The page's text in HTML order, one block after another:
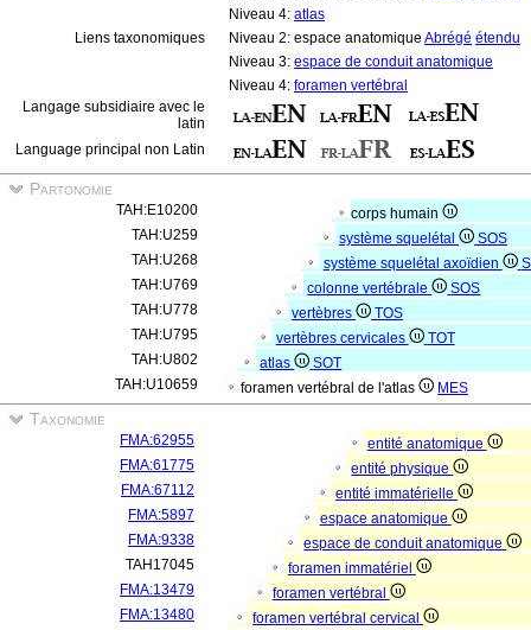
Niveau 4: atlas
Liens taxonomiques
Niveau 2: espace anatomique Abrégé étendu
Niveau 3: espace de conduit anatomique
Niveau 4: foramen vertébral
Langage subsidiaire avec le
latin
Language principal non Latin
Partonomie
TAH:E10200
corps humain
TAH:U259
système squelétal
SOS
TAH:U268
système squelétal axoïdien
TAH:U769
colonne vertébrale
SOS
TAH:U778
vertèbres
TOS
TAH:U795
vertèbres cervicales
TOT
TAH:U802
atlas
SOT
TAH:U10659
foramen vertébral de l'atlas MES
Taxonomie
FMA:62955
entité anatomique
FMA:61775
entité physique
FMA:67112
entité immatérielle
FMA:5897
espace anatomique
FMA:9338
espace de conduit anatomique
TAH17045
foramen immatériel
FMA:13479
foramen vertébral
FMA:13480
foramen vertébral cervical